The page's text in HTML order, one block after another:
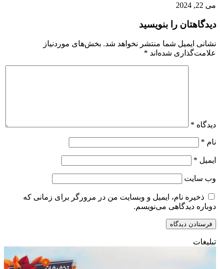
می 22, 2024
دیدگاهتان را بنویسید
نشانی ایمیل شما منتشر نخواهد شد. بخش‌های موردنیاز
علامت‌گذاری شده‌اند *
دیدگاه *
نام *
ایمیل *
وب‌ سایت
ذخیره نام، ایمیل و وبسایت من در مرورگر برای زمانی که
دوباره دیدگاهی می‌نویسم.
تبلیغات